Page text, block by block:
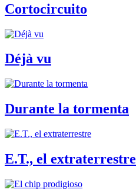
Cortocircuito
Déjà vu
Durante la tormenta
E.T., el extraterrestre